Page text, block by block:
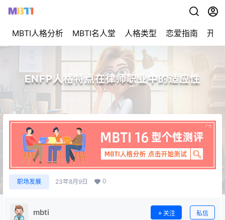
MBTI人格分析 MBTI名人堂 人格类型 恋爱指南 开始
ENFP人格特点在律师职业中的适应性
职场发展 23年8月9日 0
mbti 关注 私信